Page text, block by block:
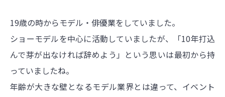
19歳の時からモデル・俳優業をしていました。
ショーモデルを中心に活動していましたが、「10年打込
んで芽が出なければ辞めよう」という思いは最初から持
っていましたね。
年齢が大きな壁となるモデル業界とは違って、イベント